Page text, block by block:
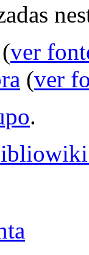
(ver
(ver
.